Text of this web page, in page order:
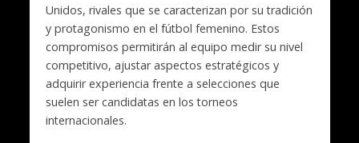
Unidos, rivales que se caracterizan por su tradición
y protagonismo en el fútbol femenino. Estos
compromisos permitirán al equipo medir su nivel
competitivo, ajustar aspectos estratégicos y
adquirir experiencia frente a selecciones que
suelen ser candidatas en los torneos
internacionales.